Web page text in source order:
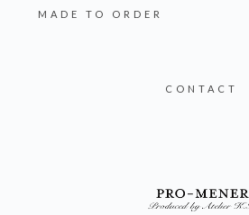
MADE TO ORDER
CONTACT